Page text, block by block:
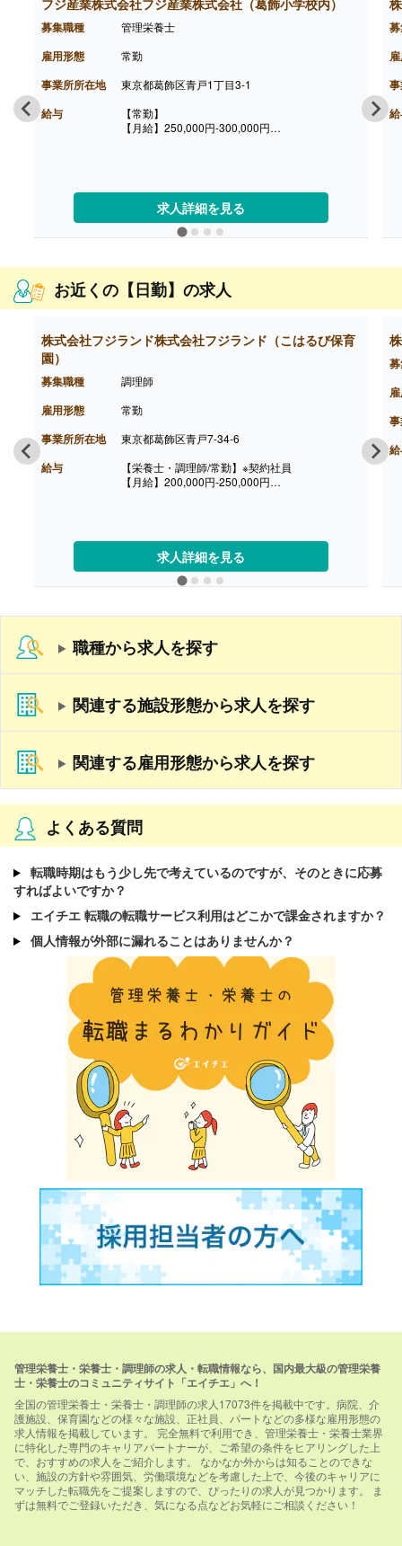
募集職種 管理栄養士
雇用形態 常勤
事業所所在地 東京都葛飾区青戸1丁目3-1
給与
【常勤】
【月給】250,000円-300,000円
【退職金】無し
求人詳細を見る
お近くの【日勤】の求人
株式会社フジランド株式会社フジランド（こはるび保育
園）
募集職種 調理師
雇用形態 常勤
事業所所在地 東京都葛飾区青戸7-34-6
給与
【栄養士・調理師/常勤】※契約社員
【月給】200,000円‐250,000円
【賞与】年2回（計2.00ヶ月分）※初年度は計1.00
【通勤手当】あり（上限なし）
【昇給】あり（1,000円‐5,000円/年程度）
求人詳細を見る
職種から求人を探す
関連する施設形態から求人を探す
関連する雇用形態から求人を探す
よくある質問
転職時期はもう少し先で考えているのですが、そのときに応募
すればよいですか？
エイチエ 転職の転職サービス利用はどこかで課金されますか？
個人情報が外部に漏れることはありませんか？
管理栄養士・栄養士・調理師の求人・転職情報なら、国内最大級の管理栄養
士・栄養士のコミュニティサイト「エイチエ」へ！
全国の管理栄養士・栄養士・調理師の求人17073件を掲載中です。病院、介
護施設、保育園などの様々な施設、正社員、パートなどの多様な雇用形態の
求人情報を掲載しています。 完全無料で利用でき、管理栄養士・栄養士業界
に特化した専門のキャリアパートナーが、ご希望の条件をヒアリングした上
で、おすすめの求人をご紹介します。 なかなか外からは知ることのできな
い、施設の方針や雰囲気、労働環境などを考慮した上で、今後のキャリアに
マッチした転職先をご提案しますので、ぴったりの求人が見つかります。 ま
ずは無料でご登録いただき、気になる点などお気軽にご相談ください！